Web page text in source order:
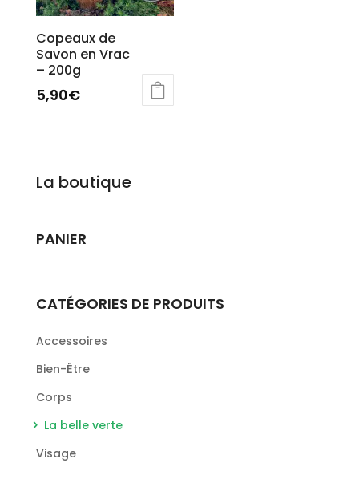
Copeaux de
Savon en Vrac
– 200g
5,90€
La boutique
PANIER
CATÉGORIES DE PRODUITS
Accessoires
Bien-Être
Corps
La belle verte
Visage